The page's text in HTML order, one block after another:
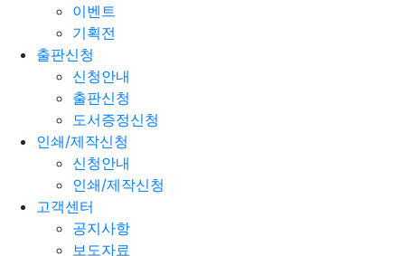
이벤트
기획전
출판신청
신청안내
출판신청
도서증정신청
인쇄/제작신청
신청안내
인쇄/제작신청
고객센터
공지사항
보도자료